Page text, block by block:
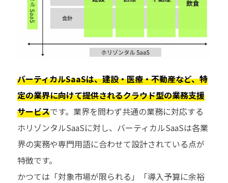
バーティカルSaaSは、建設・医療・不動産など、特
定の業界に向けて提供されるクラウド型の業務支援
サービスです。業界を問わず共通の業務に対応する
ホリゾンタルSaaSに対し、バーティカルSaaSは各業
界の実務や専門用語に合わせて設計されている点が
特徴です。
かつては「対象市場が限られる」「導入予算に余裕